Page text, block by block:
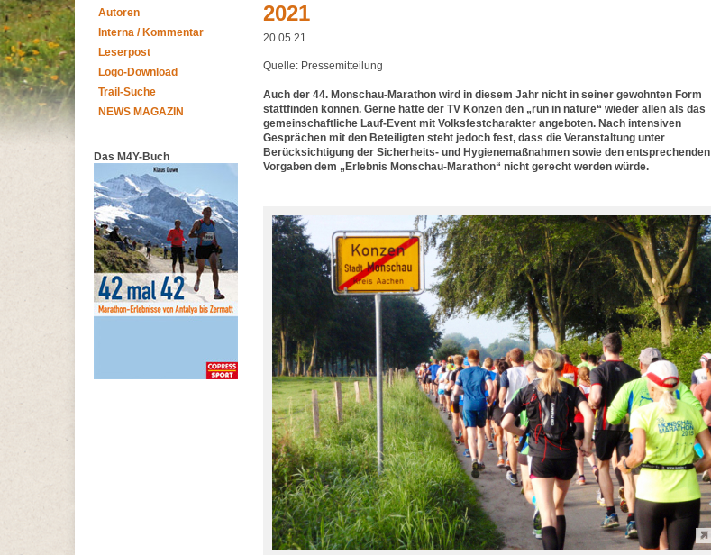
Autoren
Interna / Kommentar
Leserpost
Logo-Download
Trail-Suche
NEWS MAGAZIN
Das M4Y-Buch
2021
20.05.21
Quelle: Pressemitteilung
Auch der 44. Monschau-Marathon wird in diesem Jahr nicht in seiner gewohnten Form
stattfinden können. Gerne hätte der TV Konzen den „run in nature“ wieder allen als das
gemeinschaftliche Lauf-Event mit Volksfestcharakter angeboten. Nach intensiven
Gesprächen mit den Beteiligten steht jedoch fest, dass die Veranstaltung unter
Berücksichtigung der Sicherheits- und Hygienemaßnahmen sowie den entsprechenden
Vorgaben dem „Erlebnis Monschau-Marathon“ nicht gerecht werden würde.